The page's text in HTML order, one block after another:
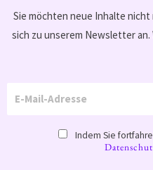
Sie möchten neue Inhalte nicht
sich zu unserem Newsletter
Indem Sie